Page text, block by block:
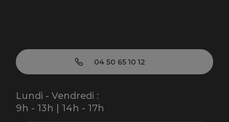
04 50 65 10 12
Lundi - Vendredi :
9h - 13h | 14h - 17h